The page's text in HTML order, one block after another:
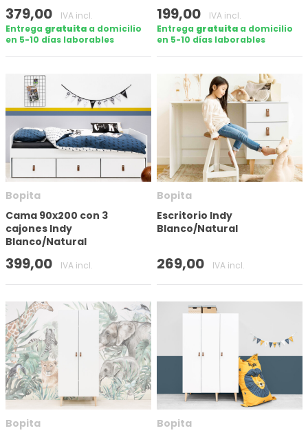
379,00
IVA incl.
Entrega gratuita a domicilio
en 5-10 días laborables
199,00
IVA incl.
Entrega gratuitaa domicilio
en 5-10 días laborables
Bopita
Cama 90x200 con 3
cajones Indy
Blanco/Natural
399,00 IVA incl.
Bopita
Escritorio Indy
Blanco/Natural
269,00 IVA incl.
Bopita
Bopita